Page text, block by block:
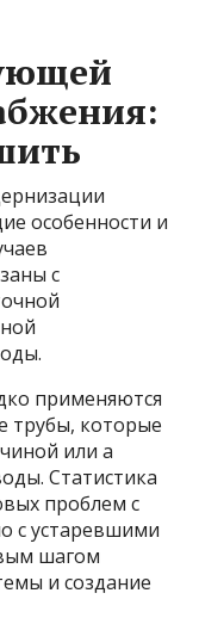
особенности и
с
применяются
трубы, которые
или а
Статистика
проблем с
с устаревшими
шагом
и создание